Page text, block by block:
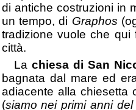
di antiche costruzioni in
un tempo, di Graphos
tradizione vuole che
città.
La chiesa di San
bagnata dal mare ed
adiacente alla chiesetta
(siamo nei primi anni